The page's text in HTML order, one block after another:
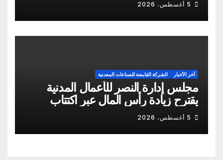
5 أغسطس، 2026
آخر الأخبار الشركة القابضة للصناعات المعدنية
مجلس إدارة النصر للأعمال المدنية
يقترح زيادة رأس المال عبر اكتتاب
نقدي
5 أغسطس، 2026